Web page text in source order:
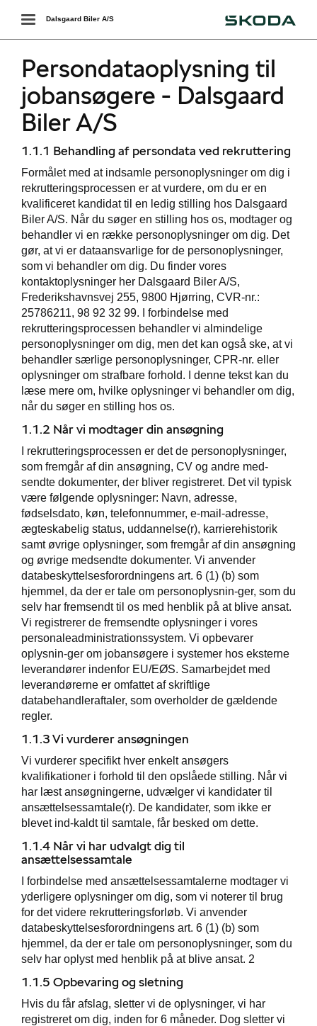
til
Toggle
navigation
Dalsgaard Biler A/S
Persondataoplysning til
jobansøgere - Dalsgaard
Biler A/S
1.1.1 Behandling af persondata ved rekruttering
Formålet med at indsamle personoplysninger om dig i
rekrutteringsprocessen er at vurdere, om du er en
kvalificeret kandidat til en ledig stilling hos Dalsgaard
Biler A/S. Når du søger en stilling hos os, modtager og
behandler vi en række personoplysninger om dig. Det
gør, at vi er dataansvarlige for de personoplysninger,
som vi behandler om dig. Du finder vores
kontaktoplysninger her Dalsgaard Biler A/S,
Frederikshavnsvej 255, 9800 Hjørring, CVR-nr.:
25786211, 98 92 32 99. I forbindelse med
rekrutteringsprocessen behandler vi almindelige
personoplysninger om dig, men det kan også ske, at vi
behandler særlige personoplysninger, CPR-nr. eller
oplysninger om strafbare forhold. I denne tekst kan du
læse mere om, hvilke oplysninger vi behandler om dig,
når du søger en stilling hos os.
1.1.2 Når vi modtager din ansøgning
I rekrutteringsprocessen er det de personoplysninger,
som fremgår af din ansøgning, CV og andre med-
sendte dokumenter, der bliver registreret. Det vil typisk
være følgende oplysninger: Navn, adresse,
fødselsdato, køn, telefonnummer, e-mail-adresse,
ægteskabelig status, uddannelse(r), karrierehistorik
samt øvrige oplysninger, som fremgår af din ansøgning
og øvrige medsendte dokumenter. Vi anvender
databeskyttelsesforordningens art. 6 (1) (b) som
hjemmel, da der er tale om personoplysnin-ger, som du
selv har fremsendt til os med henblik på at blive ansat.
Vi registrerer de fremsendte oplysninger i vores
personaleadministrationssystem. Vi opbevarer
oplysnin-ger om jobansøgere i systemer hos eksterne
leverandører indenfor EU/EØS. Samarbejdet med
leverandørerne er omfattet af skriftlige
databehandleraftaler, som overholder de gældende
regler.
1.1.3 Vi vurderer ansøgningen
Vi vurderer specifikt hver enkelt ansøgers
kvalifikationer i forhold til den opslåede stilling. Når vi
har læst ansøgningerne, udvælger vi kandidater til
ansættelsessamtale(r). De kandidater, som ikke er
blevet ind-kaldt til samtale, får besked om dette.
1.1.4 Når vi har udvalgt dig til
ansættelsessamtale
I forbindelse med ansættelsessamtalerne modtager vi
yderligere oplysninger om dig, som vi noterer til brug
for det videre rekrutteringsforløb. Vi anvender
databeskyttelsesforordningens art. 6 (1) (b) som
hjemmel, da der er tale om personoplysninger, som du
selv har oplyst med henblik på at blive ansat. 2
1.1.5 Opbevaring og sletning
Hvis du får afslag, sletter vi de oplysninger, vi har
registreret om dig, inden for 6 måneder. Dog sletter vi